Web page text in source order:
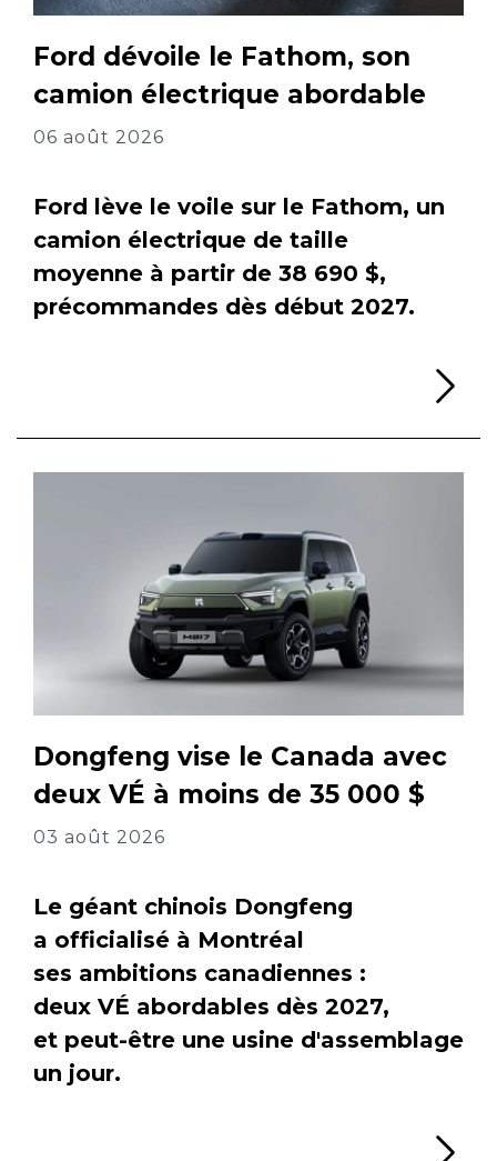
Ford dévoile le Fathom, son
camion électrique abordable
06 août 2026
Ford lève le voile sur le Fathom, un
camion électrique de taille
moyenne à partir de 38 690 $,
précommandes dès début 2027.
Dongfeng vise le Canada avec
deux VÉ à moins de 35 000 $
03 août 2026
Le géant chinois Dongfeng
a officialisé à Montréal
ses ambitions canadiennes :
deux VÉ abordables dès 2027,
et peut-être une usine d'assemblage
un jour.